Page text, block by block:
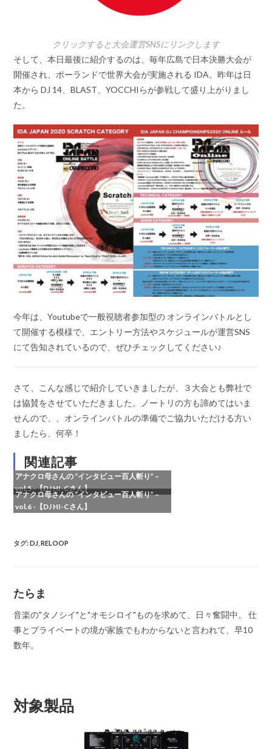
クリックすると大会運営SNSにリンクします
そして、本日最後に紹介するのは、毎年広島で日本決勝大会が
開催され、ポーランドで世界大会が実施される IDA。昨年は日
本から DJ 14、BLAST、YOCCHIらが参戦して盛り上がりまし
た。
今年は、Youtubeで一般視聴者参加型の オンラインバトルとし
て開催する模様で、エントリー方法やスケジュールが運営SNS
にて告知されているので、ぜひチェックしてください♪
さて、こんな感じで紹介していきましたが、３大会とも弊社で
は協賛をさせていただきました。ノートリの方も諦めてはいま
せんので、、オンラインバトルの準備でご協力いただける方い
ましたら、何卒！
関連記事
アナクロ母さんの “インタビュー百人斬り” –
vol.5 -【DJ HI-Cさん】
アナクロ母さんの “インタビュー百人斬り” –
vol.6 -【DJ HI-Cさん】
タグ:DJ RELOOP
たらま
音楽の"タノシイ"と"オモシロイ"ものを求めて、日々奮闘中。 仕
事とプライベートの境が家族でもわからないと言われて、早10
数年。
対象製品